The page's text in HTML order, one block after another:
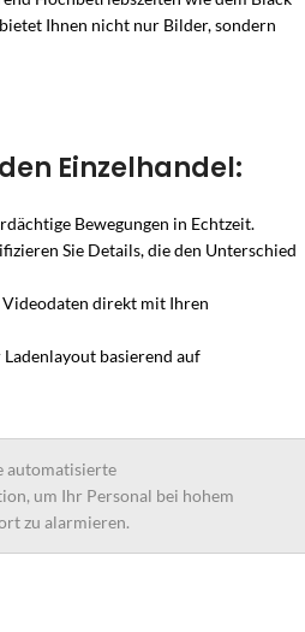
Ihnen nicht nur Bilder, sondern
Einzelhandel:
Bewegungen in Echtzeit.
Sie Details, die den Unterschied
Videodaten direkt mit Ihren
basierend auf
automatisierte
um Ihr Personal bei hohem
zu alarmieren.